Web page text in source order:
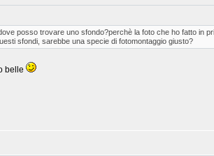
posso trovare uno sfondo?perchè la foto che ho fatto in
sfondi, sarebbe una specie di fotomontaggio giusto?
belle